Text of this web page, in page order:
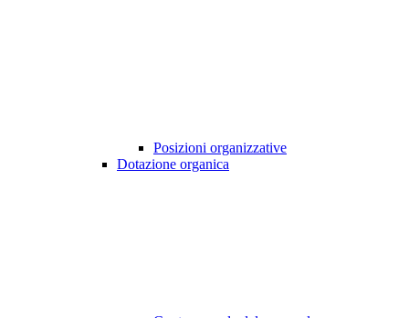
Posizioni organizzative
Dotazione organica